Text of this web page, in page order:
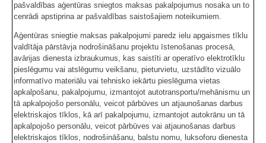
pašvaldības aģentūras sniegtos maksas pakalpojumus nosaka un to
cenrādi apstiprina ar pašvaldības saistošajiem noteikumiem.
Aģentūras sniegtie maksas pakalpojumi paredz ielu apgaismes tīklu
valdītāja pārstāvja nodrošināšanu projektu īstenošanas procesā,
avārijas dienesta izbraukumus, kas saistīti ar operatīvo elektrotīklu
pieslēgumu vai atslēgumu veikšanu, pieturvietu, uzstādīto vizuālo
informatīvo materiālu vai tehnisko iekārtu pieslēguma vietas
apkalpošanu, pakalpojumu, izmantojot autotransportu/mehānismu un
tā apkalpojošo personālu, veicot pārbūves un atjaunošanas darbus
elektriskajos tīklos, kā arī pakalpojumu, izmantojot autokrānu un tā
apkalpojošo personālu, veicot pārbūves vai atjaunošanas darbus
elektriskajos tīklos, nodrošināšanu, balstu nomu, luksoforu dienesta